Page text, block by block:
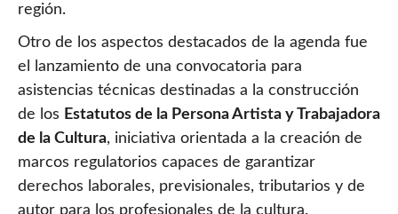
región.
Otro de los aspectos destacados de la agenda fue
el lanzamiento de una convocatoria para
asistencias técnicas destinadas a la construcción
de los Estatutos de la Persona Artista y Trabajadora
de la Cultura, iniciativa orientada a la creación de
marcos regulatorios capaces de garantizar
derechos laborales, previsionales, tributarios y de
autor para los profesionales de la cultura.